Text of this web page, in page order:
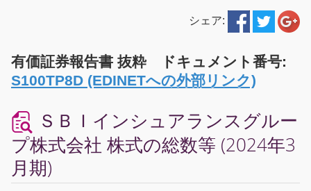
シェア:
有価証券報告書 抜粋 ドキュメント番号:
S100TP8D (EDINETへの外部リンク)
ＳＢＩインシュアランスグルー
プ株式会社 株式の総数等 (2024年3
月期)